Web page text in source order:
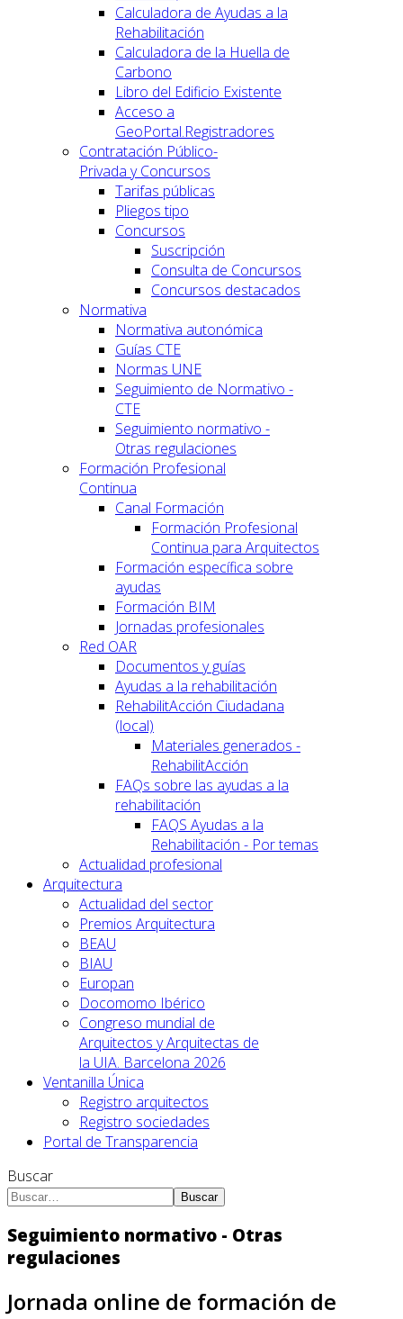
Calculadora de Ayudas a la
Rehabilitación
Calculadora de la Huella de
Carbono
Libro del Edificio Existente
Acceso a
GeoPortal.Registradores
Contratación Público-
Privada y Concursos
Tarifas públicas
Pliegos tipo
Concursos
Suscripción
Consulta de Concursos
Concursos destacados
Normativa
Normativa autonómica
Guías CTE
Normas UNE
Seguimiento de Normativo -
CTE
Seguimiento normativo -
Otras regulaciones
Formación Profesional
Continua
Canal Formación
Formación Profesional
Continua para Arquitectos
Formación específica sobre
ayudas
Formación BIM
Jornadas profesionales
Red OAR
Documentos y guías
Ayudas a la rehabilitación
RehabilitAcción Ciudadana
(local)
Materiales generados -
RehabilitAcción
FAQs sobre las ayudas a la
rehabilitación
FAQS Ayudas a la
Rehabilitación - Por temas
Actualidad profesional
Arquitectura
Actualidad del sector
Premios Arquitectura
BEAU
BIAU
Europan
Docomomo Ibérico
Congreso mundial de
Arquitectos y Arquitectas de
la UIA. Barcelona 2026
Ventanilla Única
Registro arquitectos
Registro sociedades
Portal de Transparencia
Buscar
Buscar
Seguimiento normativo - Otras
regulaciones
Jornada online de formación de